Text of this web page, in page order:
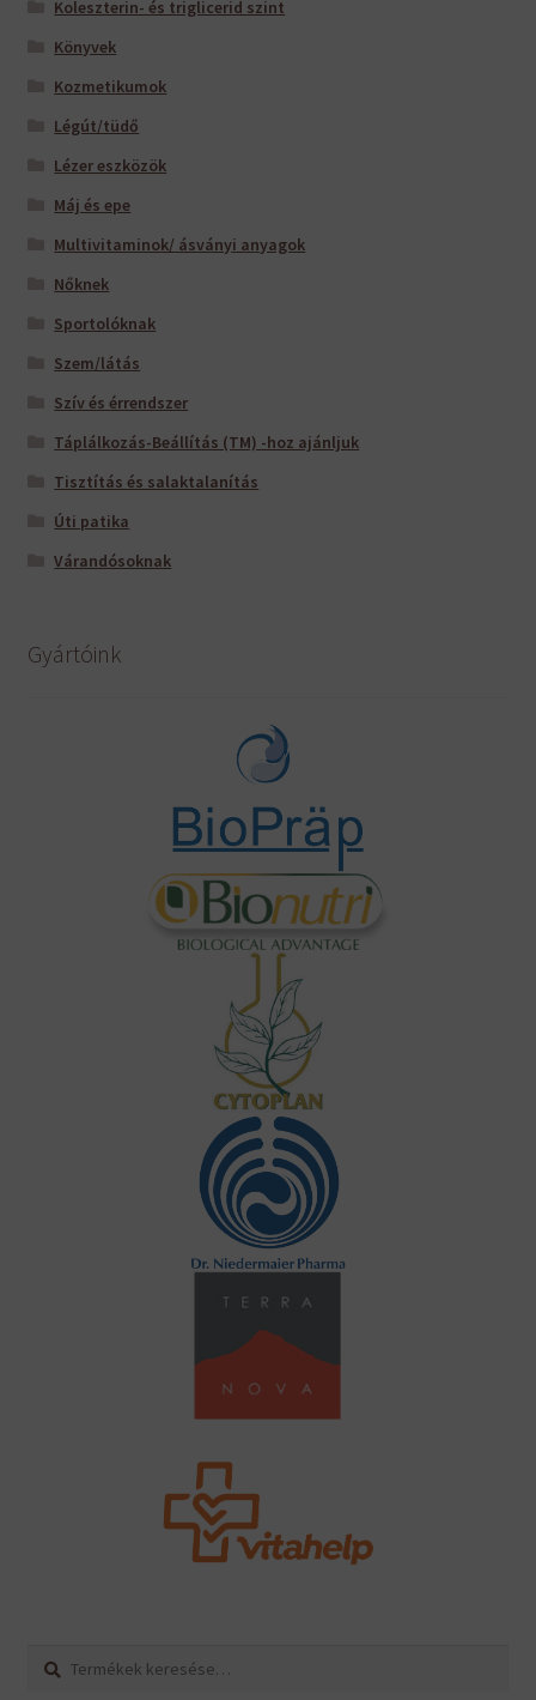
Koleszterin- és triglicerid szint
Könyvek
Kozmetikumok
Légút/tüdő
Lézer eszközök
Máj és epe
Multivitaminok/ ásványi anyagok
Nőknek
Sportolóknak
Szem/látás
Szív és érrendszer
Táplálkozás-Beállítás (TM) -hoz ajánljuk
Tisztítás és salaktalanítás
Úti patika
Várandósoknak
Gyártóink
Keresés
Keresés